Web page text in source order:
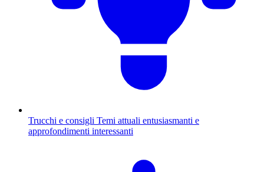
Trucchi e consigli Temi attuali entusiasmanti e
approfondimenti interessanti